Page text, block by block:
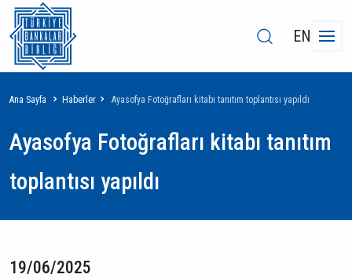
EN
Sayfa
yolu
Ana Sayfa Haberler Ayasofya Fotoğrafları kitabı tanıtım toplantısı yapıldı
Ayasofya Fotoğrafları kitabı tanıtım
toplantısı yapıldı
19/06/2025